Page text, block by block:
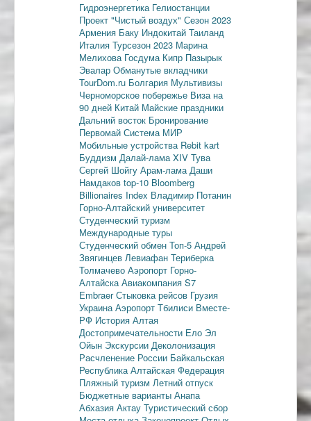
Гидроэнергетика Гелиостанции
Проект "Чистый воздух" Сезон 2023
Армения Баку Индокитай Таиланд
Италия Турсезон 2023 Марина
Мелихова Госдума Кипр Пазырык
Эвалар Обманутые вкладчики
TourDom.ru Болгария Мультивизы
Черноморское побережье Виза на
90 дней Китай Майские праздники
Дальний восток Бронирование
Первомай Система МИР
Мобильные устройства Rebit kart
Буддизм Далай-лама XIV Тува
Сергей Шойгу Арам-лама Даши
Намдаков top-10 Bloomberg
Billionaires Index Владимир Потанин
Горно-Алтайский университет
Студенческий туризм
Международные туры
Студенческий обмен Топ-5 Андрей
Звягинцев Левиафан Териберка
Толмачево Аэропорт Горно-
Алтайска Авиакомпания S7
EmbraerСтыковка рейсов Грузия
Украина Аэропорт Тбилиси Вместе-
РФ История Алтая
Достопримечательности Ело Эл
Ойын Экскурсии Деколонизация
Расчленение России Байкальская
Республика Алтайская Федерация
Пляжный туризм Летний отпуск
Бюджетные варианты Анапа
Абхазия Актау Туристический сбор